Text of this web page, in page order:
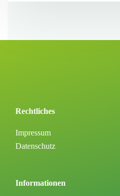
Rechtliches
Impressum
Datenschutz
Informationen